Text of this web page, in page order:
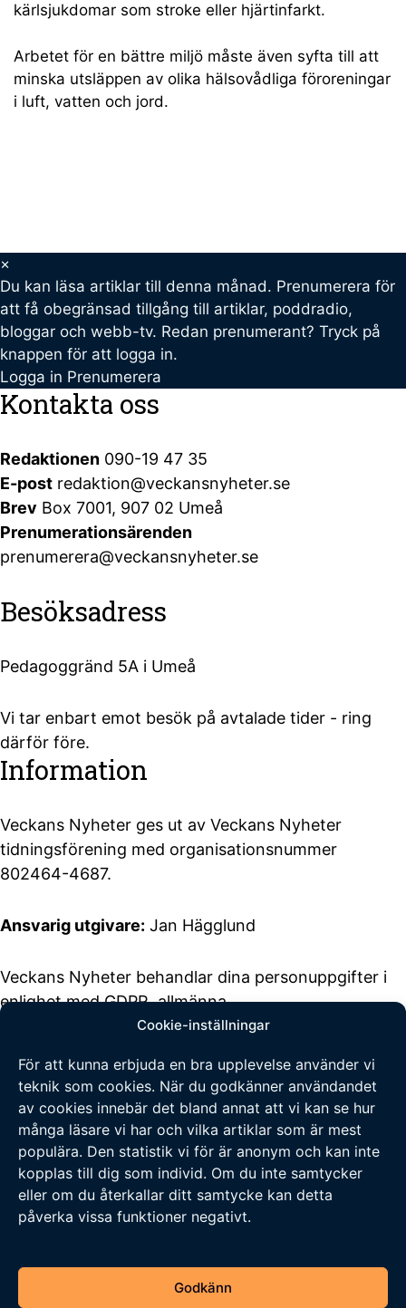
Cookie-inställningar
För att kunna erbjuda en bra upplevelse använder vi
teknik som cookies. När du godkänner användandet
av cookies innebär det bland annat att vi kan se hur
många läsare vi har och vilka artiklar som är mest
populära. Den statistik vi för är anonym och kan inte
kopplas till dig som individ. Om du inte samtycker
eller om du återkallar ditt samtycke kan detta
påverka vissa funktioner negativt.
Godkänn
kärlsjukdomar som stroke eller hjärtinfarkt.
Arbetet för en bättre miljö måste även syfta till att
minska utsläppen av olika hälsovådliga föroreningar
i luft, vatten och jord.
×
Du kan läsa artiklar till denna månad. Prenumerera för
att få obegränsad tillgång till artiklar, poddradio,
bloggar och webb-tv. Redan prenumerant? Tryck på
knappen för att logga in.
Logga in Prenumerera
Kontakta oss
Redaktionen 090-19 47 35
E-post redaktion@veckansnyheter.se
Brev Box 7001, 907 02 Umeå
Prenumerationsärenden
prenumerera@veckansnyheter.se
Besöksadress
Pedagoggränd 5A i Umeå
Vi tar enbart emot besök på avtalade tider - ring
därför före.
Information
Veckans Nyheter ges ut av Veckans Nyheter
tidningsförening med organisationsnummer
802464-4687.
Ansvarig utgivare: Jan Hägglund
Veckans Nyheter behandlar dina personuppgifter i
enlighet med GDPR, allmänna
dataskyddsförordningen, (EU) 2016/679.
läsa våra allmänna villkor vid köp.
Tipsa oss
Vi tar tacksamt emot tips på nyheter och händelser
som vi borde skriva om. Skicka ditt tips till följande
adress: tipsa@veckansnyheter.se
https://arbetarpartiet.se